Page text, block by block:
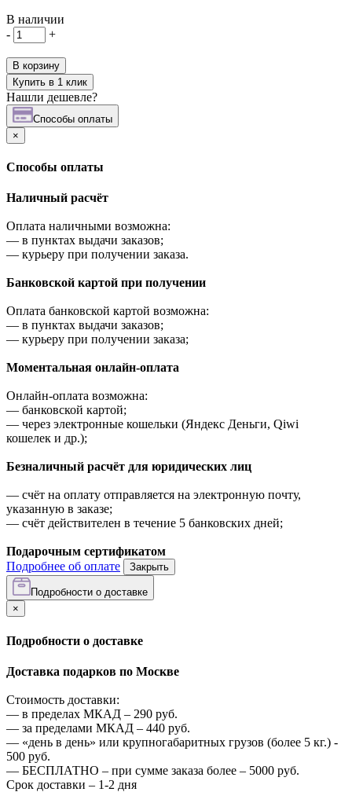
В наличии
-
+
В корзину
Купить в 1 клик
Нашли дешевле?
Cпособы оплаты
×
Cпособы оплаты
Наличный расчёт
Оплата наличными возможна:
— в пунктах выдачи заказов;
— курьеру при получении заказа.
Банковской картой при получении
Оплата банковской картой возможна:
— в пунктах выдачи заказов;
— курьеру при получении заказа;
Моментальная онлайн-оплата
Онлайн-оплата возможна:
— банковской картой;
— через электронные кошельки (Яндекс Деньги, Qiwi
кошелек и др.);
Безналичный расчёт для юридических лиц
— счёт на оплату отправляется на электронную почту,
указанную в заказе;
— счёт действителен в течение 5 банковских дней;
Подарочным сертификатом
Подробнее об оплате
Закрыть
Подробности о доставке
×
Подробности о доставке
Доставка подарков по Москве
Стоимость доставки:
— в пределах МКАД – 290 руб.
— за пределами МКАД – 440 руб.
— «день в день» или крупногабаритных грузов (более 5 кг.) -
500 руб.
— БЕСПЛАТНО – при сумме заказа более – 5000 руб.
Срок доставки – 1-2 дня